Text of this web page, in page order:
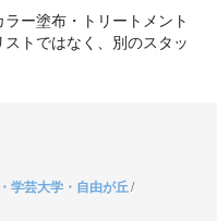
ー塗布・トリートメント
トではなく、別のスタッ
学芸大学・自由が丘/